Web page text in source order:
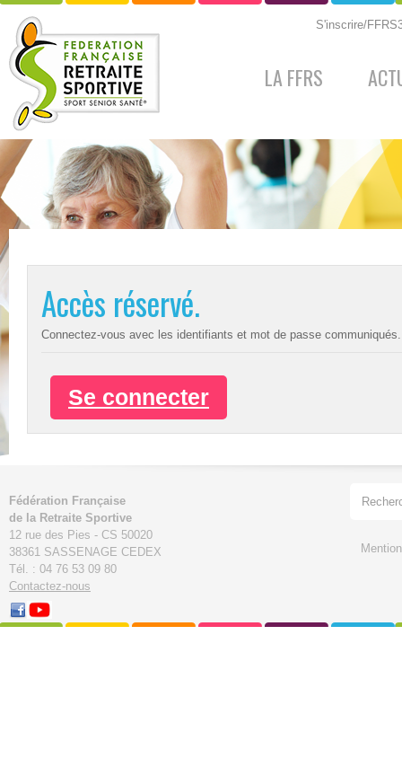
S'inscrire/
LA FFRS
Accès réservé.
Connectez-vous avec les identifiants et mot de passe communiqués.
Se connecter
Fédération Française
de la Retraite Sportive
12 rue des Pies - CS 50020
38361 SASSENAGE CEDEX
Tél. : 04 76 53 09 80
Contactez-nous